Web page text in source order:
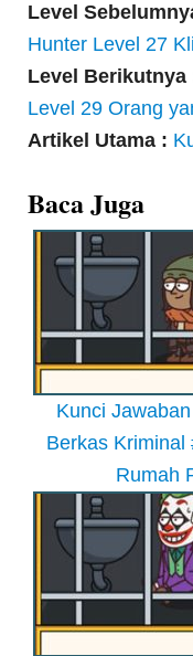
Level
Hunter Level 27
Level Berikutnya
Level 29 Orang
Artikel Utama :
Baca Juga
Kunci
Berkas Kriminal
Rumah